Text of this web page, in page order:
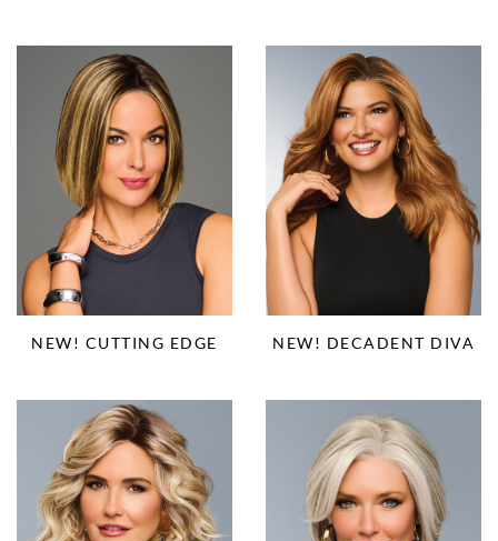
NEW! CUTTING EDGE NEW! DECADENT DIVA